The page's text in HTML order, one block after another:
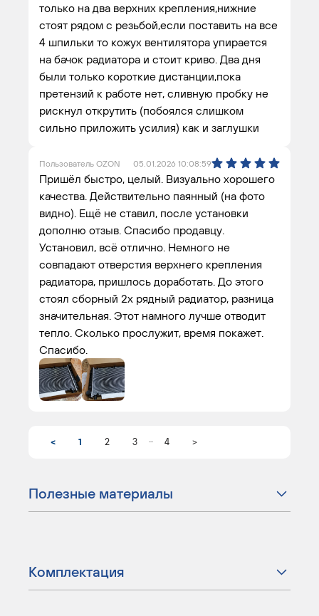
только на два верхних крепления,нижние
стоят рядом с резьбой,если поставить на все
4 шпильки то кожух вентилятора упирается
на бачок радиатора и стоит криво. Два дня
были только короткие дистанции,пока
претензий к работе нет, сливную пробку не
рискнул открутить (побоялся слишком
сильно приложить усилия) как и заглушки
Пользователь OZON 05.01.2026 10:08:59
Пришёл быстро, целый. Визуально хорошего
качества. Действительно паянный (на фото
видно). Ещё не ставил, после установки
дополню отзыв. Спасибо продавцу.
Установил, всё отлично. Немного не
совпадают отверстия верхнего крепления
радиатора, пришлось доработать. До этого
стоял сборный 2х рядный радиатор, разница
значительная. Этот намного лучше отводит
тепло. Сколько прослужит, время покажет.
Спасибо.
< 1 2 3 4 >
Полезные материалы
Комплектация